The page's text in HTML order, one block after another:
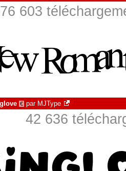
603
€ par MJType
42 636